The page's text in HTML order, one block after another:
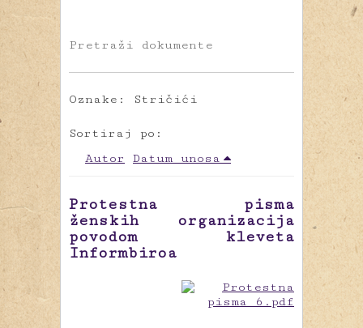
Pretraži dokumente
Oznake: Stričići
Sortiraj po:
Autor
Datum unosa
Protestna pisma
ženskih organizacija
povodom kleveta
Informbiroa